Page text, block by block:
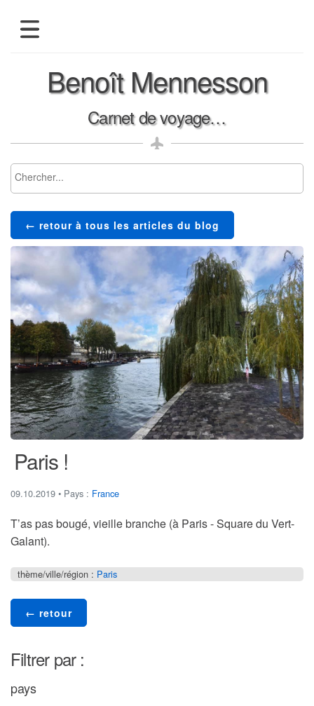
Benoît Mennesson
Carnet de voyage…
← retour à tous les articles du blog
Paris !
09.10.2019 • Pays : France
T’as pas bougé, vieille branche (à Paris - Square du Vert-
Galant).
thème/ville/région : Paris
← retour
Filtrer par :
pays